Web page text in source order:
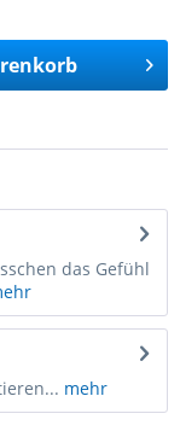
das Gefühl
mehr